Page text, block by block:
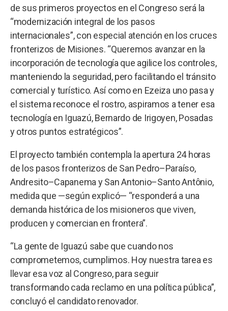
de sus primeros proyectos en el Congreso será la
“modernización integral de los pasos
internacionales”, con especial atención en los cruces
fronterizos de Misiones. “Queremos avanzar en la
incorporación de tecnología que agilice los controles,
manteniendo la seguridad, pero facilitando el tránsito
comercial y turístico. Así como en Ezeiza uno pasa y
el sistema reconoce el rostro, aspiramos a tener esa
tecnología en Iguazú, Bernardo de Irigoyen, Posadas
y otros puntos estratégicos”.
El proyecto también contempla la apertura 24 horas
de los pasos fronterizos de San Pedro–Paraíso,
Andresito–Capanema y San Antonio–Santo Antônio,
medida que —según explicó— “responderá a una
demanda histórica de los misioneros que viven,
producen y comercian en frontera”.
“La gente de Iguazú sabe que cuando nos
comprometemos, cumplimos. Hoy nuestra tarea es
llevar esa voz al Congreso, para seguir
transformando cada reclamo en una política pública”,
concluyó el candidato renovador.